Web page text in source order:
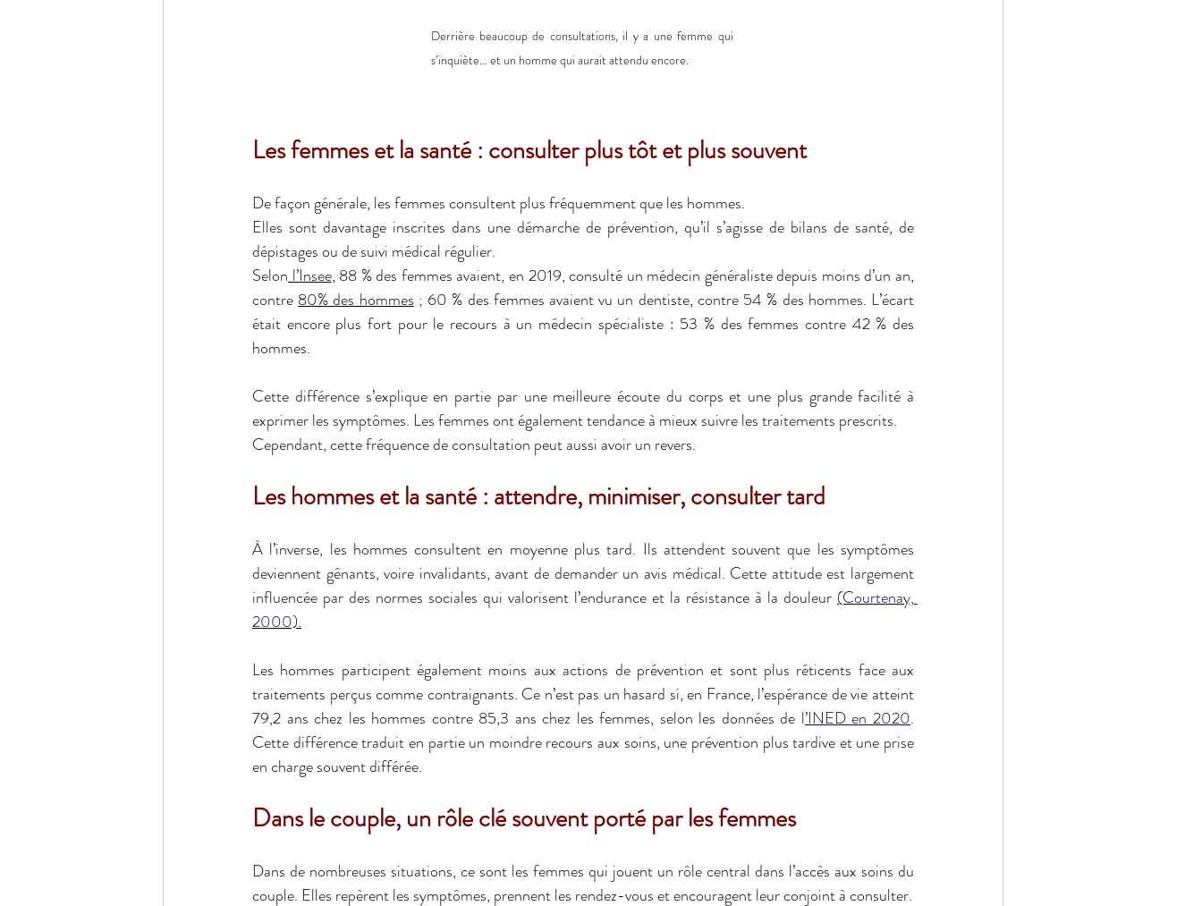
Derrière beaucoup de consultations, il y a une femme qui
s’inquiète… et un homme qui aurait attendu encore.
Les femmes et la santé : consulter plus tôt et plus souvent
De façon générale, les femmes consultent plus fréquemment que les hommes.
Elles sont davantage inscrites dans une démarche de prévention, qu’il s’agisse de bilans de santé, de
dépistages ou de suivi médical régulier.
Selon l’Insee, 88 % des femmes avaient, en 2019, consulté un médecin généraliste depuis moins d’un an,
contre 80% des hommes ; 60 % des femmes avaient vu un dentiste, contre 54 % des hommes. L’écart
était encore plus fort pour le recours à un médecin spécialiste : 53 % des femmes contre 42 % des
hommes.
Cette différence s’explique en partie par une meilleure écoute du corps et une plus grande facilité à
exprimer les symptômes. Les femmes ont également tendance à mieux suivre les traitements prescrits.
Cependant, cette fréquence de consultation peut aussi avoir un revers.
Les hommes et la santé : attendre, minimiser, consulter tard
À l’inverse, les hommes consultent en moyenne plus tard. Ils attendent souvent que les symptômes
deviennent gênants, voire invalidants, avant de demander un avis médical. Cette attitude est largement
influencée par des normes sociales qui valorisent l’endurance et la résistance à la douleur (Courtenay,
2000).
Les hommes participent également moins aux actions de prévention et sont plus réticents face aux
traitements perçus comme contraignants. Ce n’est pas un hasard si, en France, l’espérance de vie atteint
79,2 ans chez les hommes contre 85,3 ans chez les femmes, selon les données de l’INED en 2020.
Cette différence traduit en partie un moindre recours aux soins, une prévention plus tardive et une prise
en charge souvent différée.
Dans le couple, un rôle clé souvent porté par les femmes
Dans de nombreuses situations, ce sont les femmes qui jouent un rôle central dans l’accès aux soins du